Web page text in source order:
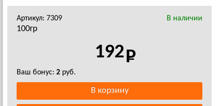
Артикул: 7309 В наличии
100гр
192
Ваш бонус: 2 руб.